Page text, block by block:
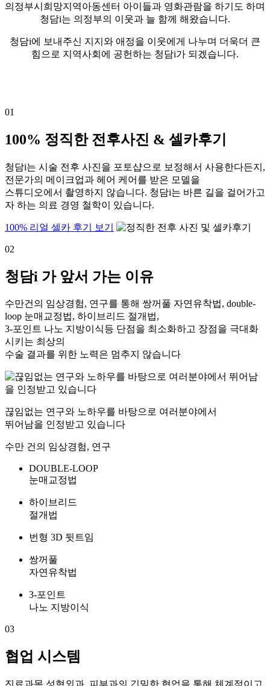
의정부시희망지역아동센터 아이들과 영화관람을 하기도 하며
청담i는 의정부의 이웃과 늘 함께 해왔습니다.
청담i에 보내주신 지지와 애정을 이웃에게 나누며 더욱더 큰
힘으로 지역사회에 공헌하는 청담i가 되겠습니다.
01
100% 정직한 전후사진 & 셀카후기
청담i는 시술 전후 사진을 포토샵으로 보정해서 사용한다든지,
전문가의 메이크업과 헤어 케어를 받은 모델을
스튜디오에서 촬영하지 않습니다. 청담i는 바른 길을 걸어가고
자 하는 의료 경영 철학이 있습니다.
100% 리얼 셀카 후기 보기
02
청담i 가 앞서 가는 이유
수만건의 임상경험, 연구를 통해 쌍꺼풀 자연유착법, double-
loop 눈매교정법, 하이브리드 절개법,
3-포인트 나노 지방이식등 단점을 최소화하고 장점을 극대화
시키는 최상의
수술 결과를 위한 노력은 멈추지 않습니다
끊임없는 연구와 노하우를 바탕으로 여러분야에서
뛰어남을 인정받고 있습니다
수만 건의 임상경험, 연구
DOUBLE-LOOP
눈매교정법
하이브리드
절개법
번형 3D 뒷트임
쌍꺼풀
자연유착법
3-포인트
나노 지방이식
03
협업 시스템